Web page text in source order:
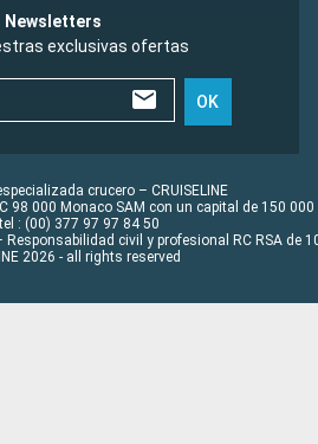
Newsletters
exclusivas ofertas
OK
crucero – CRUISELINE
98 000 Monaco SAM con un capital de 150 000
: (00) 377 97 97 84 50
civil y profesional RC RSA de
2026 - all rights reserved